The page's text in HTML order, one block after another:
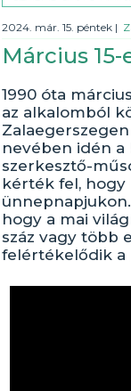
2024. már. 15. péntek |
Március
1990 óta
az alkalomból
nevében idén a
szerkesztő-
kérték fel,
hogy a mai
száz vagy több
felértékelődik a